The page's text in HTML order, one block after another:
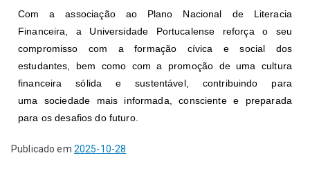
Com a associação ao Plano Nacional de Literacia
Financeira, a Universidade Portucalense reforça o seu
compromisso com a formação cívica e social dos
estudantes, bem como com a promoção de uma cultura
financeira sólida e sustentável, contribuindo para
uma sociedade mais informada, consciente e preparada
para os desafios do futuro.
Publicado em 2025-10-28